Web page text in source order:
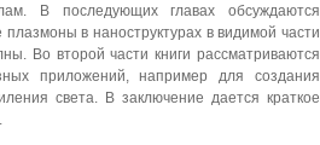
В последующих главах обсуждаются
в наноструктурах в видимой части
Во второй части книги рассматриваются
приложений, например для создания
света. В заключение дается краткое